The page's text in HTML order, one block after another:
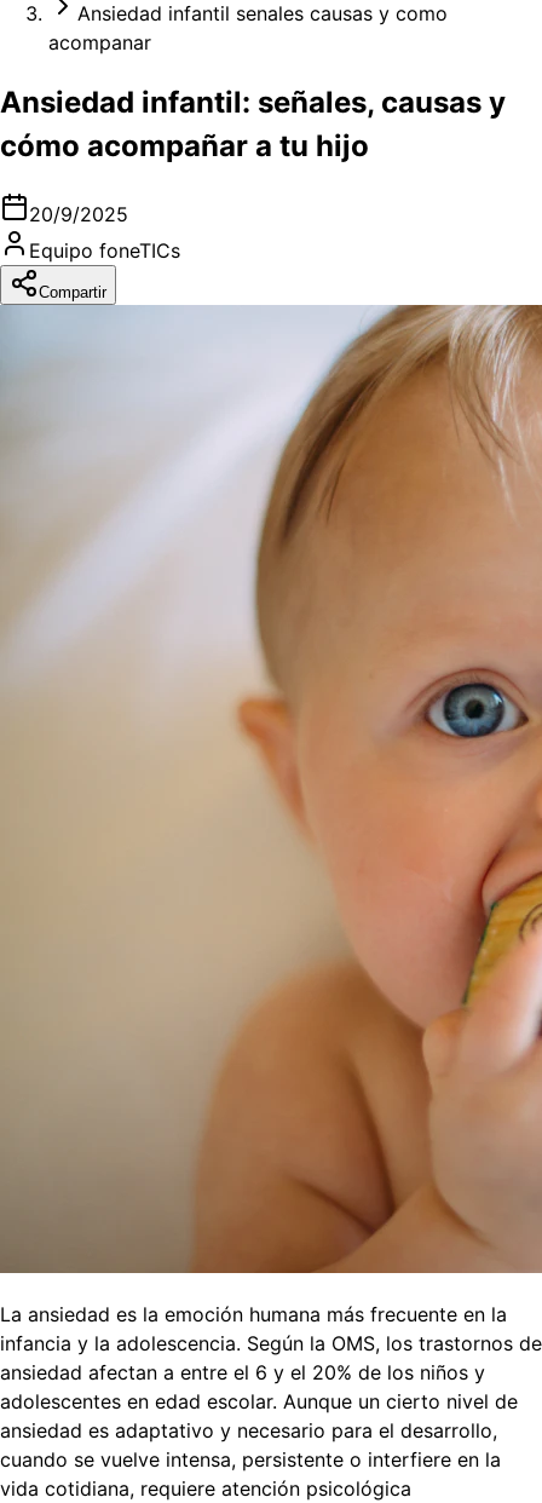
Ansiedad infantil senales causas y como
acompanar
Ansiedad infantil: señales, causas y
cómo acompañar a tu hijo
20/9/2025
Equipo foneTICs
Compartir
La ansiedad es la emoción humana más frecuente en la
infancia y la adolescencia. Según la OMS, los trastornos de
ansiedad afectan a entre el 6 y el 20% de los niños y
adolescentes en edad escolar. Aunque un cierto nivel de
ansiedad es adaptativo y necesario para el desarrollo,
cuando se vuelve intensa, persistente o interfiere en la
vida cotidiana, requiere atención psicológica